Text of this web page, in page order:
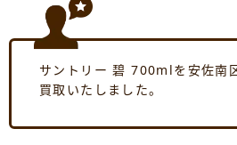
サントリー 碧 700mlを安佐南
買取いたしました。